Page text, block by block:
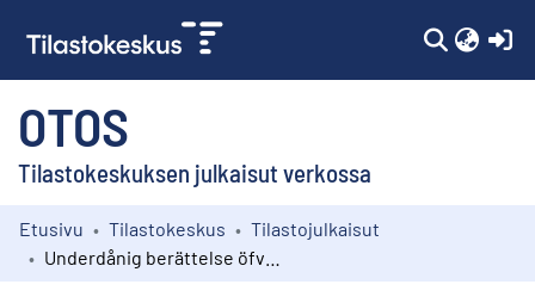
OTOS
Tilastokeskuksen julkaisut verkossa
Kokoelmat
Etusivu Tilastokeskus
Tilastojulkaisut